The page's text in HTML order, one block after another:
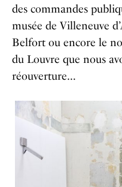
des commandes
musée de Villeneuve
Belfort ou encore le
du Louvre que nous
réouverture…